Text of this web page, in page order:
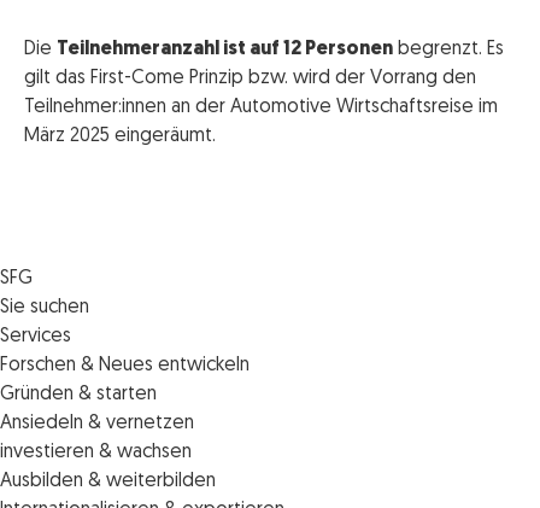
Die Teilnehmeranzahl ist auf 12 Personen begrenzt. Es
gilt das First-Come Prinzip bzw. wird der Vorrang den
Teilnehmer:innen an der Automotive Wirtschaftsreise im
März 2025 eingeräumt.
SFG
Die SFG
Jobs
Medienservice
Informiert bleiben
Kontakt
Sie suchen
Förderungen
Finanzierungen
Standortentwicklung
Persönliche Beratung
Services
Veranstaltungen
News
IMPULS.ST
Portal
Unternehmen des Monats
Forschen & Neues entwickeln
Standortcoaching
Terminbuchung Standortcoaching
Horizon Europe: EU-Förderungen für F&E
Innovations­management
Gründen & starten
Startupmark
Startup Mission – Netzwerkreisen
iCONTACT: Das InvestorInnennetzwerk der SFG
Ansiedeln & vernetzen
Zukunftstag
Steirische Cluster- und Netzwerkorganisationen
investieren & wachsen
Veranstaltungen
Ausbilden & weiterbilden